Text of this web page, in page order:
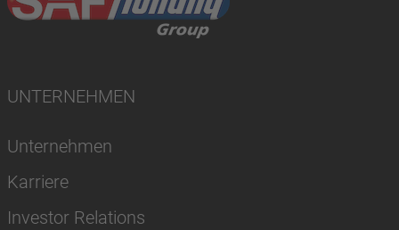
UNTERNEHMEN
Unternehmen
Karriere
Investor Relations